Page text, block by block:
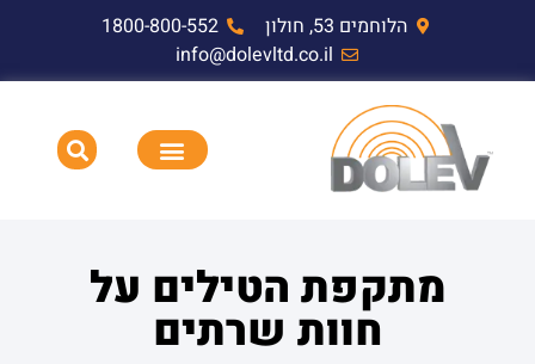
הלוחמים 53, חולון
1800-800-552
info@dolevltd.co.il
מתקפת הטילים על
חוות שרתים